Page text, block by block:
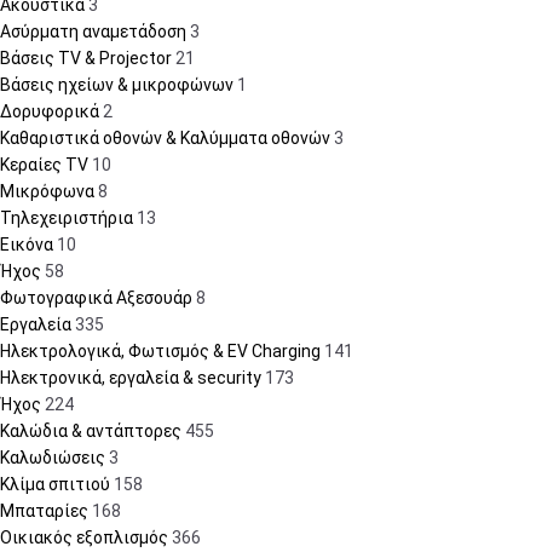
Ακουστικά 3
Ασύρματη αναμετάδοση 3
Βάσεις TV & Projector 21
Βάσεις ηχείων & μικροφώνων 1
Δορυφορικά 2
Καθαριστικά οθονών & Καλύμματα οθονών 3
Κεραίες TV 10
Μικρόφωνα8
Τηλεχειριστήρια 13
Εικόνα 10
Ήχος 58
Φωτογραφικά Αξεσουάρ 8
Εργαλεία 335
Ηλεκτρολογικά, Φωτισμός & EV Charging 141
Ηλεκτρονικά, εργαλεία & security 173
Ήχος 224
Καλώδια & αντάπτορες 455
Καλωδιώσεις 3
Κλίμα σπιτιού 158
Μπαταρίες 168
Οικιακός εξοπλισμός 366